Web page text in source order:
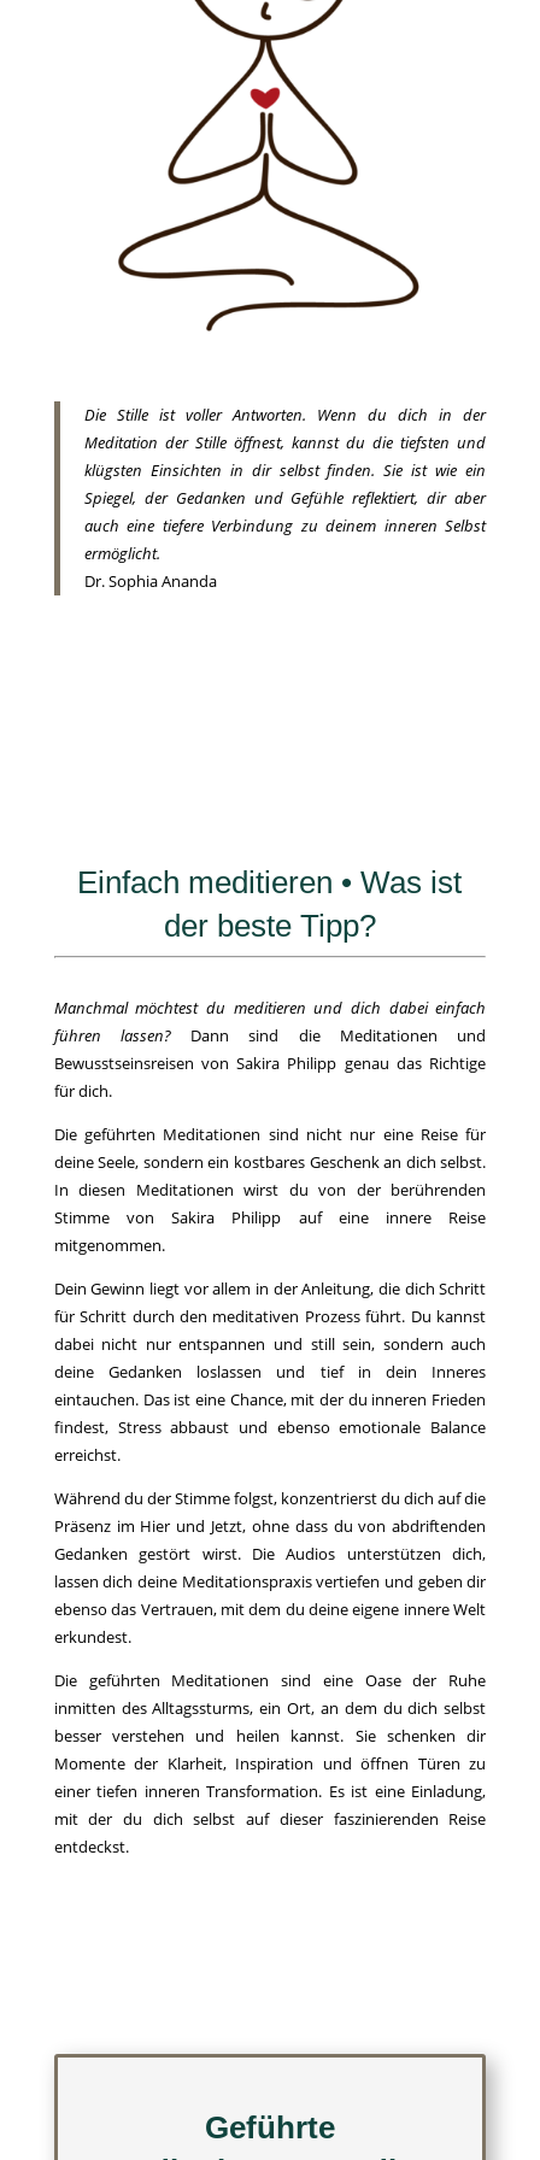
Die Stille ist voller Antworten. Wenn du dich in der
Meditation der Stille öffnest, kannst du die tiefsten und
klügsten Einsichten in dir selbst finden. Sie ist wie ein
Spiegel, der Gedanken und Gefühle reflektiert, dir aber
auch eine tiefere Verbindung zu deinem inneren Selbst
ermöglicht.
Dr. Sophia Ananda
Einfach meditieren • Was ist
der beste Tipp?
Manchmal möchtest du meditieren und dich dabei einfach
führen lassen? Dann sind die Meditationen und
Bewusstseinsreisen von Sakira Philipp genau das Richtige
für dich.
Die geführten Meditationen sind nicht nur eine Reise für
deine Seele, sondern ein kostbares Geschenk an dich selbst.
In diesen Meditationen wirst du von der berührenden
Stimme von Sakira Philipp auf eine innere Reise
mitgenommen.
Dein Gewinn liegt vor allem in der Anleitung, die dich Schritt
für Schritt durch den meditativen Prozess führt. Du kannst
dabei nicht nur entspannen und still sein, sondern auch
deine Gedanken loslassen und tief in dein Inneres
eintauchen. Das ist eine Chance, mit der du inneren Frieden
findest, Stress abbaust und ebenso emotionale Balance
erreichst.
Während du der Stimme folgst, konzentrierst du dich auf die
Präsenz im Hier und Jetzt, ohne dass du von abdriftenden
Gedanken gestört wirst. Die Audios unterstützen dich,
lassen dich deine Meditationspraxis vertiefen und geben dir
ebenso das Vertrauen, mit dem du deine eigene innere Welt
erkundest.
Die geführten Meditationen sind eine Oase der Ruhe
inmitten des Alltagssturms, ein Ort, an dem du dich selbst
besser verstehen und heilen kannst. Sie schenken dir
Momente der Klarheit, Inspiration und öffnen Türen zu
einer tiefen inneren Transformation. Es ist eine Einladung,
mit der du dich selbst auf dieser faszinierenden Reise
entdeckst.
Geführte